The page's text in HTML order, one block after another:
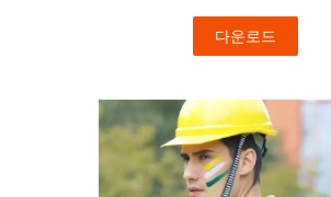
다운로드